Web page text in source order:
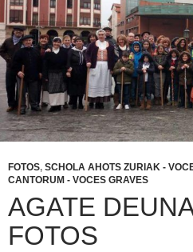
FOTOS, SCHOLA AHOTS ZURIAK -
CANTORUM - VOCES GRAVES
AGATE
FOTOS